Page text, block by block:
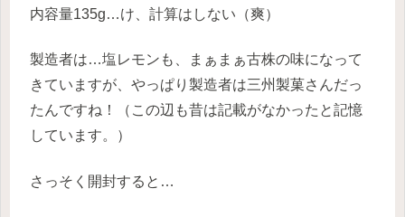
内容量135g…け、計算はしない（爽）
製造者は…塩レモンも、まぁまぁ古株の味になって
きていますが、やっぱり製造者は三州製菓さんだっ
たんですね！（この辺も昔は記載がなかったと記憶
しています。）
さっそく開封すると…